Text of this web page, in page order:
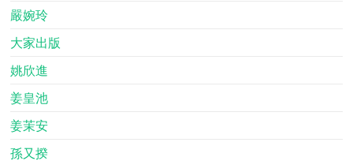
嚴婉玲
大家出版
姚欣進
姜皇池
姜茉安
孫又揆